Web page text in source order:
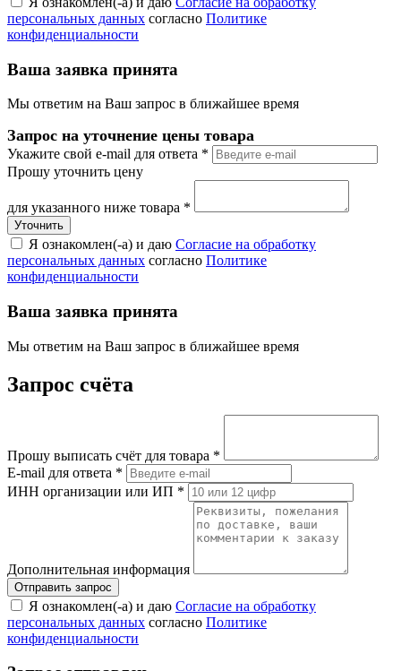
персональных данных согласно Политике
конфиденциальности
Ваша заявка принята
Мы ответим на Ваш запрос в ближайшее время
Запрос на уточнение цены товара
Укажите свой e-mail для ответа *
Прошу уточнить цену
для указанного ниже товара *
Я ознакомлен(-а) и даю Согласие на обработку
персональных данных согласно Политике
конфиденциальности
Ваша заявка принята
Мы ответим на Ваш запрос в ближайшее время
Запрос счёта
Прошу выписать счёт для товара *
E-mail для ответа *
ИНН организации или ИП *
Дополнительная информация
Я ознакомлен(-а) и даю Согласие на обработку
персональных данных согласно Политике
конфиденциальности